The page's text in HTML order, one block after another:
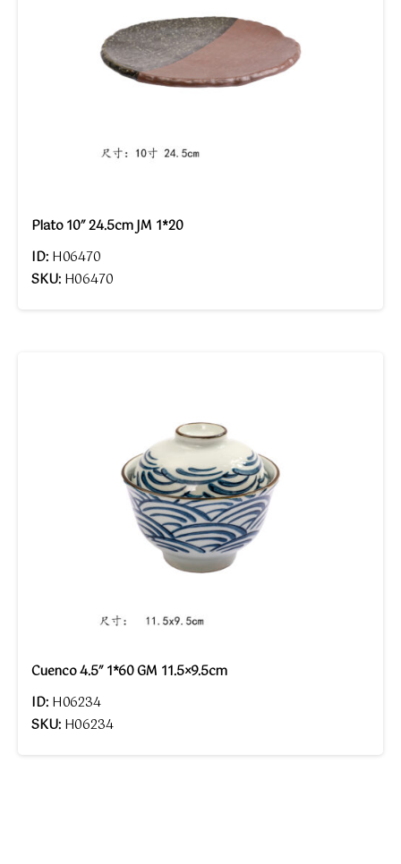
Plato 10″ 24.5cm JM 1*20
ID: H06470
SKU: H06470
Cuenco 4.5″ 1*60 GM 11.5×9.5cm
ID: H06234
SKU: H06234